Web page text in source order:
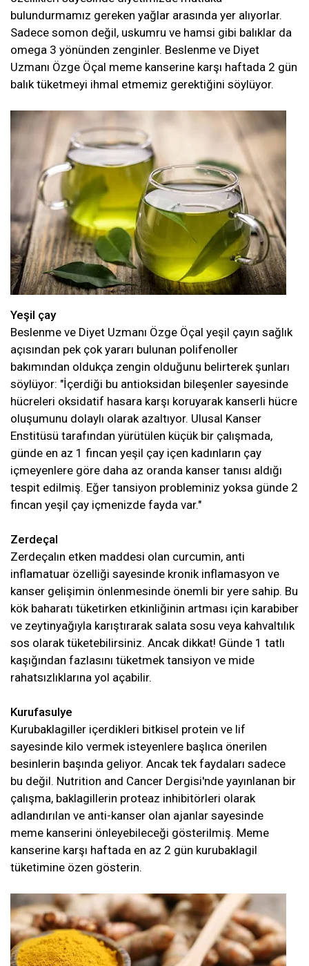
bulundurmamız gereken yağlar arasında yer alıyorlar.
Sadece somon değil, uskumru ve hamsi gibi balıklar da
omega 3 yönünden zenginler. Beslenme ve Diyet
Uzmanı Özge Öçal meme kanserine karşı haftada 2 gün
balık tüketmeyi ihmal etmemiz gerektiğini söylüyor.
Yeşil çay
Beslenme ve Diyet Uzmanı Özge Öçal yeşil çayın sağlık
açısından pek çok yararı bulunan polifenoller
bakımından oldukça zengin olduğunu belirterek şunları
söylüyor: "İçerdiği bu antioksidan bileşenler sayesinde
hücreleri oksidatif hasara karşı koruyarak kanserli hücre
oluşumunu dolaylı olarak azaltıyor. Ulusal Kanser
Enstitüsü tarafından yürütülen küçük bir çalışmada,
günde en az 1 fincan yeşil çay içen kadınların çay
içmeyenlere göre daha az oranda kanser tanısı aldığı
tespit edilmiş. Eğer tansiyon probleminiz yoksa günde 2
fincan yeşil çay içmenizde fayda var."
Zerdeçal
Zerdeçalın etken maddesi olan curcumin, anti
inflamatuar özelliği sayesinde kronik inflamasyon ve
kanser gelişimin önlenmesinde önemli bir yere sahip. Bu
kök baharatı tüketirken etkinliğinin artması için karabiber
ve zeytinyağıyla karıştırarak salata sosu veya kahvaltılık
sos olarak tüketebilirsiniz. Ancak dikkat! Günde 1 tatlı
kaşığından fazlasını tüketmek tansiyon ve mide
rahatsızlıklarına yol açabilir.
Kurufasulye
Kurubaklagiller içerdikleri bitkisel protein ve lif
sayesinde kilo vermek isteyenlere başlıca önerilen
besinlerin başında geliyor. Ancak tek faydaları sadece
bu değil. Nutrition and Cancer Dergisi'nde yayınlanan bir
çalışma, baklagillerin proteaz inhibitörleri olarak
adlandırılan ve anti-kanser olan ajanlar sayesinde
meme kanserini önleyebileceği gösterilmiş. Meme
kanserine karşı haftada en az 2 gün kurubaklagil
tüketimine özen gösterin.